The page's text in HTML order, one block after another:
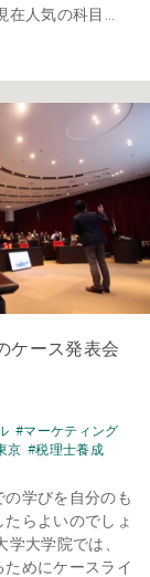
人気の科目...
ケース発表会
#マーケティング
京 #税理士養成
の学びを自分のも
らよいのでしょ
学大学院では、
めにケースライ